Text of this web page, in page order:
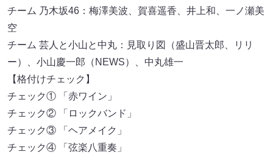
チーム 乃木坂46：梅澤美波、賀喜遥香、井上和、一ノ瀬美
空
チーム 芸人と小山と中丸：見取り図（盛山晋太郎、リリ
ー）、小山慶一郎（NEWS）、中丸雄一
【格付けチェック】
チェック① 「赤ワイン」
チェック② 「ロックバンド」
チェック③ 「ヘアメイク」
チェック④ 「弦楽八重奏」